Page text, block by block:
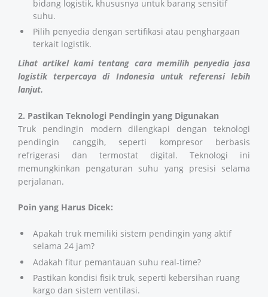
bidang logistik, khususnya untuk barang sensitif
suhu.
Pilih penyedia dengan sertifikasi atau penghargaan
terkait logistik.
Lihat artikel kami tentang cara memilih penyedia jasa
logistik terpercaya di Indonesiauntuk referensi lebih
lanjut.
2. Pastikan Teknologi Pendingin yang Digunakan
Truk pendingin modern dilengkapi dengan teknologi
pendingin canggih, seperti kompresor berbasis
refrigerasi dan termostat digital. Teknologi ini
memungkinkan pengaturan suhu yang presisi selama
perjalanan.
Poin yang Harus Dicek:
Apakah truk memiliki sistem pendingin yang aktif
selama 24 jam?
Adakah fitur pemantauan suhu real-time?
Pastikan kondisi fisik truk, seperti kebersihan ruang
kargo dan sistem ventilasi.